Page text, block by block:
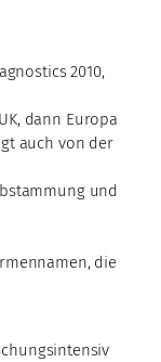
2010,
dann Europa
auch von der
und
die